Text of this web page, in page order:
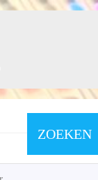
ZOEKEN